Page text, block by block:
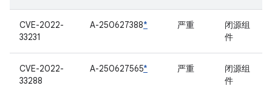
CVE-2022-
33231
A-250627388* 严重
闭源组
件
CVE-2022-
33288
A-250627565* 严重
闭源组
件